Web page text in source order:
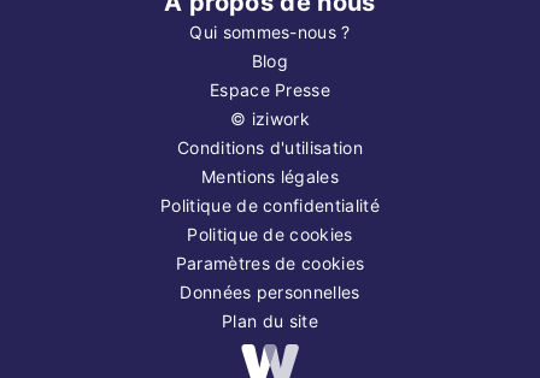
Qui sommes-nous ?
Blog
Espace Presse
© iziwork
Conditions d'utilisation
Mentions légales
Politique de confidentialité
Politique de cookies
Paramètres de cookies
Données personnelles
Plan du site